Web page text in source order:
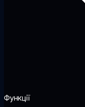
Функції